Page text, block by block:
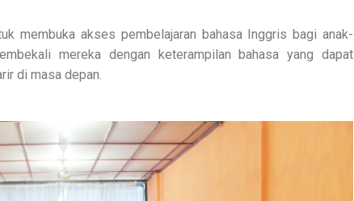
membuka akses pembelajaran bahasa Inggris bagi anak-
mereka dengan keterampilan bahasa yang dapat
di masa depan.